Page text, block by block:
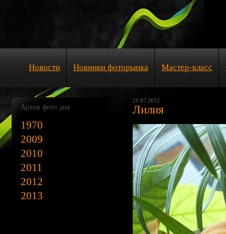
Новости Новинки фоторынка Мастер-класс
21.07.2012
Лилия
Архив фото дня
1970
2009
2010
2011
2012
2013